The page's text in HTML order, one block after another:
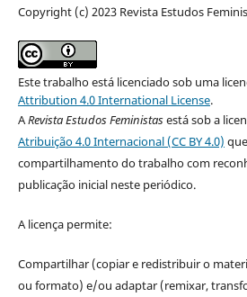
Copyright (c) 2023 Revista Estudos
Este trabalho está licenciado sob uma
Attribution 4.0 International License.
ARevista Estudos Feministasestá sob a
Atribuição 4.0 Internacional (CC BY 4.0)
compartilhamento do trabalho com
publicação inicial neste periódico.
A licença permite:
Compartilhar (copiar e redistribuir o
ou formato) e/ou adaptar (remixar,